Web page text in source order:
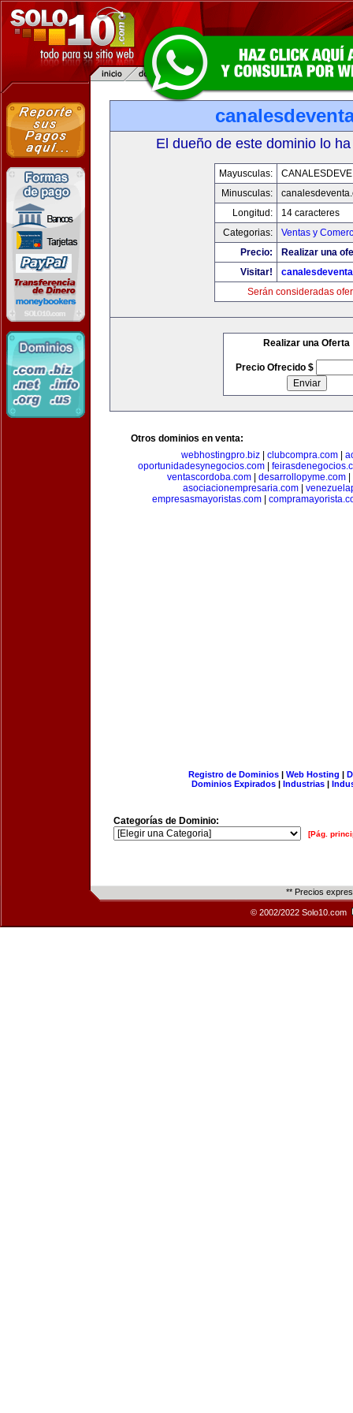
El dueño de este dominio lo
Mayusculas:
Minusculas:
Longitud:
14 caracteres
Categorias:
Ventas y
Precio:
Realizar una
Visitar!
Serán consideradas
Realizar una Oferta
Precio Ofrecido $
Otros dominios en venta:
webhostingpro.biz| clubcompra.com|
oportunidadesynegocios.com|
ventascordoba.com| desarrollopyme.com|
asociacionempresaria.com
empresasmayoristas.com|
Registro de Dominios| Web Hosting |
Dominios Expirados | Industrias |
Categorías de Dominio:
[Pág.
** Precios
© 2002/2022 Solo10.com